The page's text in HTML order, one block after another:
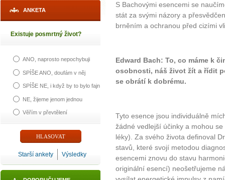
ANKETA
Existuje posmrtný život?
ANO, naprosto nepochybuji
SPÍŠE ANO, doufám v něj
SPÍŠE NE, i když by to bylo fajn
NE, žijeme jenom jednou
Věřím v převtělení
Starší ankety Výsledky
S Bachovými esencemi se
stát za svými názory a
brněním a ochranou před cizími
Edward Bach: To, co máme k
osobnosti, náš život žít a řídit
se obrátí k dobrému.
Tyto esence jsou individuálně
žádné vedlejší účinky a mohou
léky). Za svého života definoval
stavů, které svojí metodou
esencemi znovu do stavu
originální esencí) neošetřujeme